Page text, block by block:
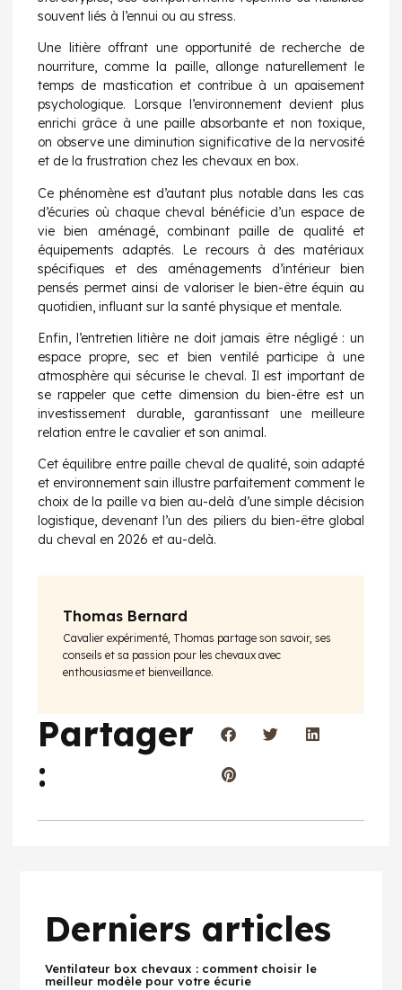
souvent liés à l’ennui ou au stress.
Une litière offrant une opportunité de recherche de
nourriture, comme la paille, allonge naturellement le
temps de mastication et contribue à un apaisement
psychologique. Lorsque l’environnement devient plus
enrichi grâce à une paille absorbante et non toxique,
on observe une diminution significative de la nervosité
et de la frustration chez les chevaux en box.
Ce phénomène est d’autant plus notable dans les cas
d’écuries où chaque cheval bénéficie d’un espace de
vie bien aménagé, combinant paille de qualité et
équipements adaptés. Le recours à des matériaux
spécifiques et des aménagements d’intérieur bien
pensés permet ainsi de valoriser le bien-être équin au
quotidien, influant sur la santé physique et mentale.
Enfin, l’entretien litière ne doit jamais être négligé : un
espace propre, sec et bien ventilé participe à une
atmosphère qui sécurise le cheval. Il est important de
se rappeler que cette dimension du bien-être est un
investissement durable, garantissant une meilleure
relation entre le cavalier et son animal.
Cet équilibre entre paille cheval de qualité, soin adapté
et environnement sain illustre parfaitement comment le
choix de la paille va bien au-delà d’une simple décision
logistique, devenant l’un des piliers du bien-être global
du cheval en 2026 et au-delà.
Thomas Bernard
Cavalier expérimenté, Thomas partage son savoir, ses
conseils et sa passion pour les chevaux avec
enthousiasme et bienveillance.
Partager
:
Derniers articles
Ventilateur box chevaux : comment choisir le
meilleur modèle pour votre écurie